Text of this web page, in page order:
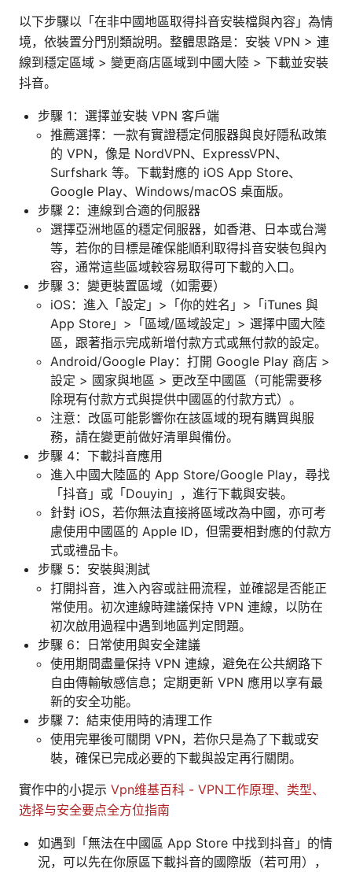
以下步驟以「在非中國地區取得抖音安裝檔與內容」為情
境，依裝置分門別類說明。整體思路是：安裝 VPN > 連
線到穩定區域 > 變更商店區域到中國大陸 > 下載並安裝
抖音。
步驟 1：選擇並安裝 VPN 客戶端
推薦選擇：一款有實證穩定伺服器與良好隱私政策
的 VPN，像是 NordVPN、ExpressVPN、
Surfshark 等。下載對應的 iOS App Store、
Google Play、Windows/macOS 桌面版。
步驟 2：連線到合適的伺服器
選擇亞洲地區的穩定伺服器，如香港、日本或台灣
等，若你的目標是確保能順利取得抖音安裝包與內
容，通常這些區域較容易取得可下載的入口。
步驟 3：變更裝置區域（如需要）
iOS：進入「設定」>「你的姓名」>「iTunes 與
App Store」>「區域/區域設定」> 選擇中國大陸
區，跟著指示完成新增付款方式或無付款的設定。
Android/Google Play：打開 Google Play 商店 >
設定 > 國家與地區 > 更改至中國區（可能需要移
除現有付款方式與提供中國區的付款方式）。
注意：改區可能影響你在該區域的現有購買與服
務，請在變更前做好清單與備份。
步驟 4：下載抖音應用
進入中國大陸區的 App Store/Google Play，尋找
「抖音」或「Douyin」，進行下載與安裝。
針對 iOS，若你無法直接將區域改為中國，亦可考
慮使用中國區的 Apple ID，但需要相對應的付款方
式或禮品卡。
步驟 5：安裝與測試
打開抖音，進入內容或註冊流程，並確認是否能正
常使用。初次連線時建議保持 VPN 連線，以防在
初次啟用過程中遇到地區判定問題。
步驟 6：日常使用與安全建議
使用期間盡量保持 VPN 連線，避免在公共網路下
自由傳輸敏感信息；定期更新 VPN 應用以享有最
新的安全功能。
步驟 7：結束使用時的清理工作
使用完畢後可關閉 VPN，若你只是為了下載或安
裝，確保已完成必要的下載與設定再行關閉。
實作中的小提示 Vpn维基百科 - VPN工作原理、类型、
选择与安全要点全方位指南
如遇到「無法在中國區 App Store 中找到抖音」的情
況，可以先在你原區下載抖音的國際版（若可用），